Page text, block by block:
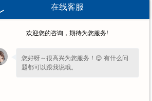
潮湿空气和雨水的侵袭，即使一
止部分锈蚀。
防爆电动葫芦锈蚀的一些方法，提
备得到更好的使用。新乡市豫新
在线客服
欢迎您的咨询，期待为您服务!
您好呀～很高兴为您服务！😊 有什么问
题都可以跟我说哦。